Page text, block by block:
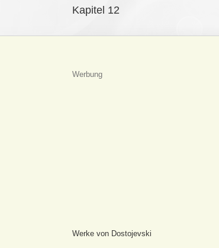
Kapitel 12
Werbung
Werke von Dostojevski